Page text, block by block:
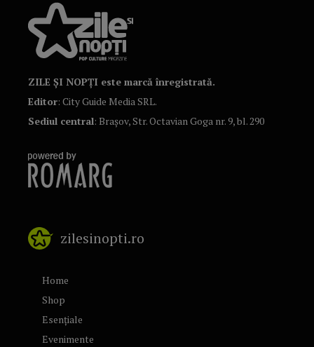
ZILE ȘI NOPȚI este marcă înregistrată.
Editor: City Guide Media SRL.
Sediul central: Brașov, Str. Octavian Goga nr. 9, bl. 290
zilesinopti.ro
Home
Shop
Esențiale
Evenimente